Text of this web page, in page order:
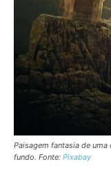
Paisagem fantasia de
fundo. Fonte: Pixabay